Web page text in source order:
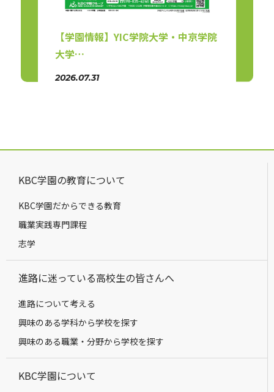
【学園情報】YIC学院大学・中京学院
大学…
2026.07.31
KBC学園の教育について
KBC学園だからできる教育
職業実践専門課程
志学
進路に迷っている高校生の皆さんへ
進路について考える
興味のある学科から学校を探す
興味のある職業・分野から学校を探す
KBC学園について